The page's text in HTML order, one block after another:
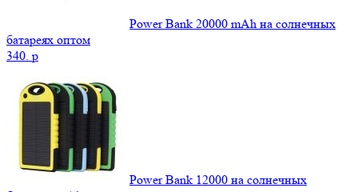
Power Bank 20000 mAh на солнечных
батареях оптом
340. p
Power Bank 12000 на солнечных